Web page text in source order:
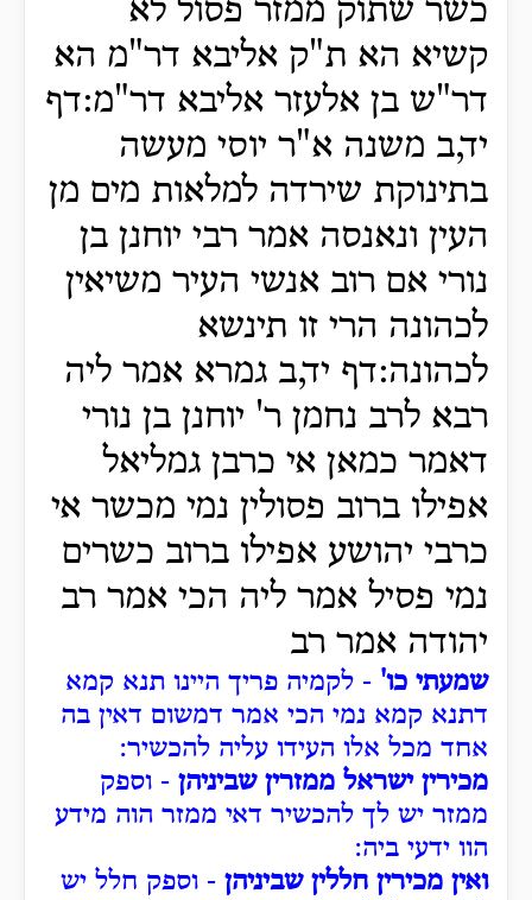
כשר שתוק ממזר פסול לא
קשיא הא ת"ק אליבא דר"מ הא
דר"ש בן אלעזר אליבא דר"מ:דף
יד,ב משנה א"ר יוסי מעשה
בתינוקת שירדה למלאות מים מן
העין ונאנסה אמר רבי יוחנן בן
נורי אם רוב אנשי העיר משיאין
לכהונה הרי זו תינשא
לכהונה:דף יד,ב גמרא אמר ליה
רבא לרב נחמן ר' יוחנן בן נורי
דאמר כמאן אי כרבן גמליאל
אפילו ברוב פסולין נמי מכשר אי
כרבי יהושע אפילו ברוב כשרים
נמי פסיל אמר ליה הכי אמר רב
יהודה אמר רב
שמעתי כו' - לקמיה פריך היינו תנא קמא
דתנא קמא נמי הכי אמר דמשום דאין בה
אחד מכל אלו העידו עליה להכשיר:
מכירין ישראל ממזרין שביניהן - וספק
ממזר יש לך להכשיר דאי ממזר הוה מידע
הוו ידעי ביה:
ואין מכירין חללין שביניהן - וספק חלל יש